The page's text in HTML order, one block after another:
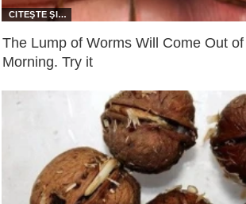
The Lump of Worms Will Come Out
Morning. Try it